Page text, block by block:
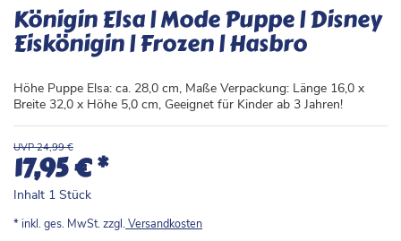
Königin Elsa | Mode Puppe | Disney
Eiskönigin | Frozen | Hasbro
Höhe Puppe Elsa: ca. 28,0 cm, Maße Verpackung: Länge 16,0 x
Breite 32,0 x Höhe 5,0 cm, Geeignet für Kinder ab 3 Jahren!
UVP 24,99 €
17,95 €*
Inhalt 1 Stück
* inkl. ges. MwSt. zzgl. Versandkosten